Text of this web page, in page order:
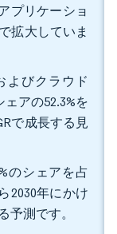
プリケーショ
拡大していま
よびクラウド
アの52.3%を
で成長する見
のシェアを占
2030年にかけ
予測です。